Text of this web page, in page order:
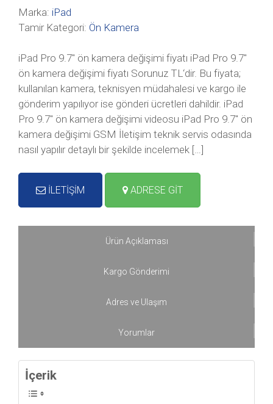
Marka: iPad
Tamir Kategori: Ön Kamera
iPad Pro 9.7″ ön kamera değişimi fiyatı iPad Pro 9.7″
ön kamera değişimi fiyatı Sorunuz TL‘dir. Bu fiyata;
kullanılan kamera, teknisyen müdahalesi ve kargo ile
gönderim yapılıyor ise gönderi ücretleri dahildir. iPad
Pro 9.7″ ön kamera değişimi videosu iPad Pro 9.7″ ön
kamera değişimi GSM İletişim teknik servis odasında
nasıl yapılır detaylı bir şekilde incelemek […]
İLETİŞİM ADRESE GİT
Ürün Açıklaması
Kargo Gönderimi
Adres ve Ulaşım
Yorumlar
İçerik